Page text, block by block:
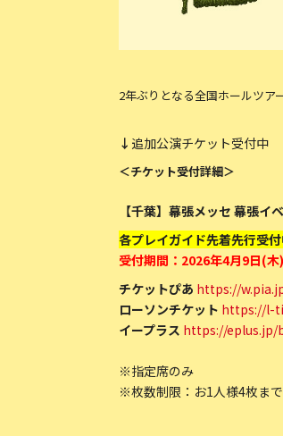
2年ぶりとなる全国ホールツア
↓ 追加公演チケット受付中
＜チケット受付詳細＞
【千葉】幕張メッセ 幕張イ
各プレイガイド先着先行受
受付期間：2026年4月9日(
チケットぴあ https://
ローソンチケット https://l-
イープラス https://eplus.jp/
※指定席のみ
※枚数制限：お1人様4枚まで